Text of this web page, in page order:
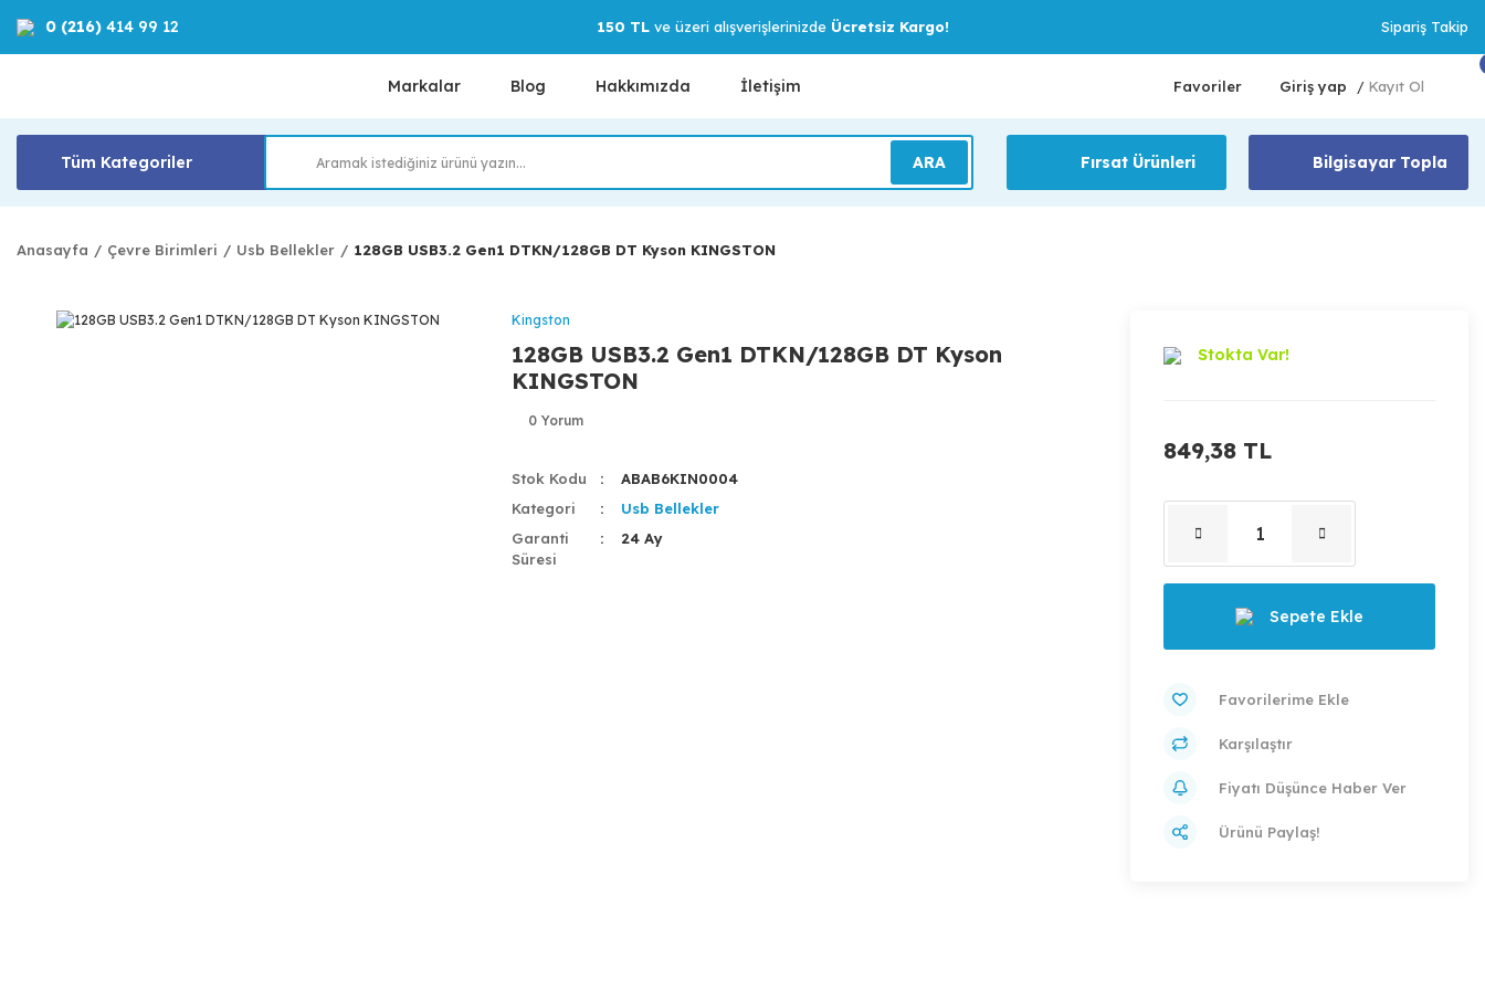
0 (216) 414 99 12 150 TLve üzeri alışverişlerinizde Ücretsiz Kargo! Sipariş Takip
Markalar Blog Hakkımızda İletişim Favoriler Giriş yap / Kayıt Ol
Tüm Kategoriler ARA Fırsat Ürünleri Bilgisayar Topla
Anasayfa Çevre Birimleri Usb Bellekler 128GB USB3.2 Gen1 DTKN/128GB DT Kyson KINGSTON
Kingston
128GB USB3.2 Gen1 DTKN/128GB DT Kyson
KINGSTON
0 Yorum
Stok Kodu
ABAB6KIN0004
Kategori
Usb Bellekler
Garanti
Süresi
24 Ay
Stokta Var!
849,38 TL
Sepete Ekle
Karşılaştır
Fiyatı Düşünce Haber Ver
Ürünü Paylaş!